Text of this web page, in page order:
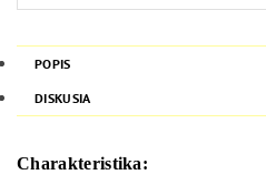
POPIS
DISKUSIA
Charakteristika: